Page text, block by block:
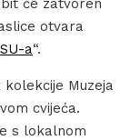
će zatvoren
otvara
a“.
Muzeja
cvijeća.
s lokalnom